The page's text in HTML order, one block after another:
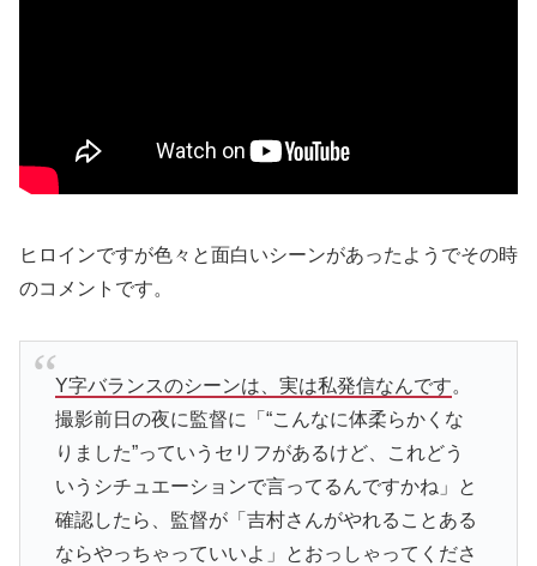
ヒロインですが色々と面白いシーンがあったようでその時
のコメントです。
Y字バランスのシーンは、実は私発信なんです。
撮影前日の夜に監督に「“こんなに体柔らかくな
りました”っていうセリフがあるけど、これどう
いうシチュエーションで言ってるんですかね」と
確認したら、監督が「吉村さんがやれることある
ならやっちゃっていいよ」とおっしゃってくださ